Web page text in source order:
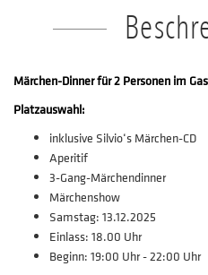
Märchen-Dinner für 2 Personen im
Platzauswahl:
inklusive Silvio‘s Märchen-CD
Aperitif
3-Gang-Märchendinner
Märchenshow
Samstag: 13.12.2025
Einlass: 18.00 Uhr
Beginn: 19:00 Uhr - 22:00 Uhr